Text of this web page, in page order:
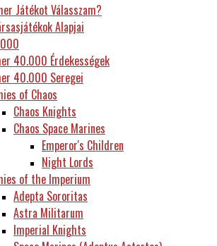
Játékot Válasszam?
Alapjai
40.000 Érdekességek
40.000 Seregei
of Chaos
Chaos Knights
Chaos Space Marines
Emperor's Children
Night Lords
of the Imperium
Adepta Sororitas
Astra Militarum
Imperial Knights